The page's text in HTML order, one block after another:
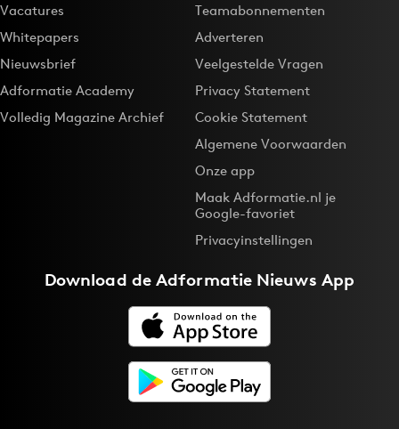
Vacatures
Whitepapers
Nieuwsbrief
Adformatie Academy
Volledig Magazine Archief
Teamabonnementen
Adverteren
Veelgestelde Vragen
Privacy Statement
Cookie Statement
Algemene Voorwaarden
Onze app
Maak Adformatie.nl je
Google-favoriet
Privacyinstellingen
Download deAdformatie Nieuws App